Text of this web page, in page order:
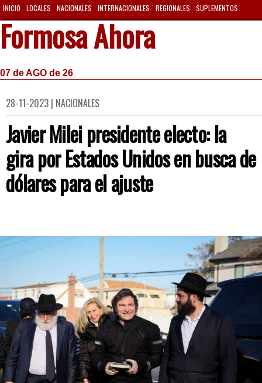
INICIO LOCALES NACIONALES INTERNACIONALES REGIONALES SUPLEMENTOS
Formosa Ahora
07 de AGO de 26
28-11-2023 | NACIONALES
Javier Milei presidente electo: la
gira por Estados Unidos en busca de
dólares para el ajuste